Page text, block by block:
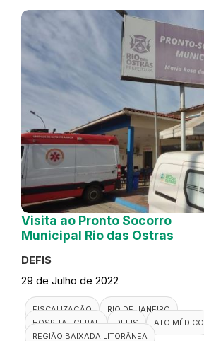
Visita ao Pronto Socorro
Municipal Rio das Ostras
DEFIS
29 de Julho de 2022
FISCALIZAÇÃO
RIO DE JANEIRO
HOSPITAL GERAL
DEFIS
ATO MÉDICO
REGIÃO BAIXADA LITORÂNEA